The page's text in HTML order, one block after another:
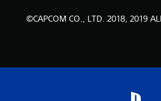
©CAPCOM CO., LTD. 2018, 2019